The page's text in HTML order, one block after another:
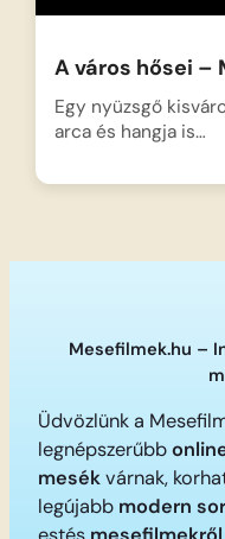
A város hősei –
Egy nyüzsgő
arca és hangja is…
Mesefilmek.hu –
Üdvözlünk a
legnépszerűbb
mesékvárnak,
legújabb modern